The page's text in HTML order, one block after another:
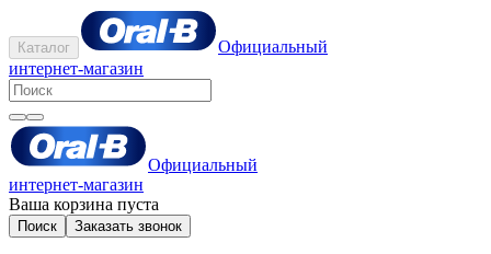
Каталог
Официальный
интернет-магазин
Официальный
интернет-магазин
Ваша корзина пуста
Поиск Заказать звонок